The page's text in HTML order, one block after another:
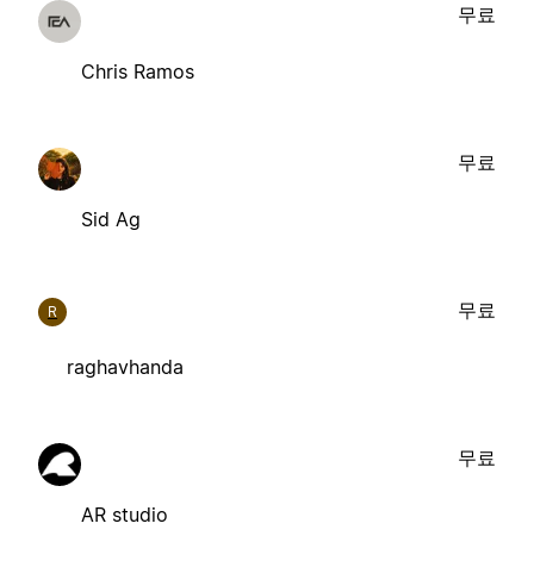
Chris Ramos
무료
Sid Ag
무료
R
raghavhanda
무료
AR studio
무료